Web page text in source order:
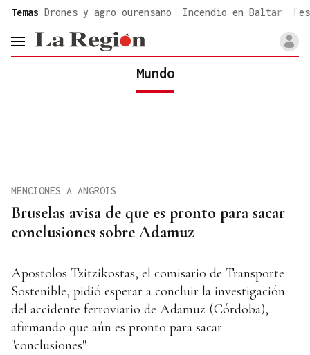
Temas Drones y agro ourensano Incendio en Baltar
header.menu.open
Mundo
Bruselas avisa de que es pronto para sacar
conclusiones sobre Adamuz
MENCIONES A ANGROIS
Apostolos Tzitzikostas, el comisario de Transporte
Sostenible, pidió esperar a concluir la investigación
del accidente ferroviario de Adamuz (Córdoba),
afirmando que aún es pronto para sacar
"conclusiones"